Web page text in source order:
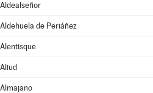
Aldealseñor
Aldehuela de Periáñez
Alentisque
Aliud
Almajano